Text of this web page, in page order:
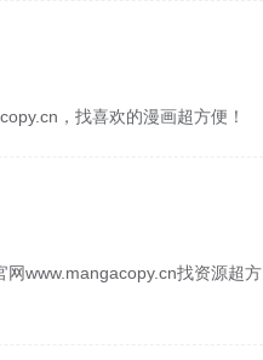
，找喜欢的漫画超方便！
www.mangacopy.cn找资源超方